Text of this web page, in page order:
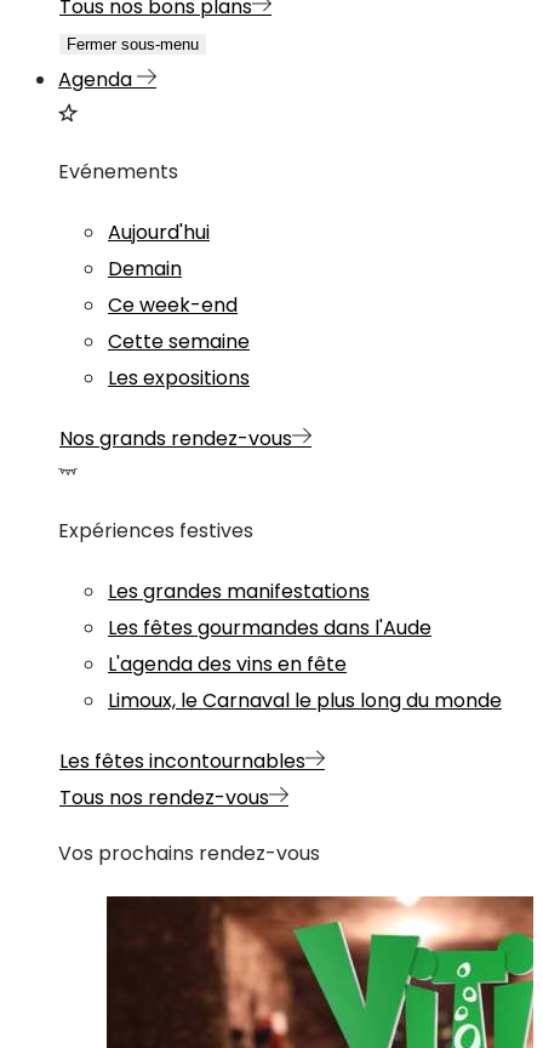
Tous nos bons plans
Fermer sous-menu
Agenda
Evénements
Aujourd'hui
Demain
Ce week-end
Cette semaine
Les expositions
Nos grands rendez-vous
Expériences festives
Les grandes manifestations
Les fêtes gourmandes dans l'Aude
L'agenda des vins en fête
Limoux, le Carnaval le plus long du monde
Les fêtes incontournables
Tous nos rendez-vous
Vos prochains rendez-vous